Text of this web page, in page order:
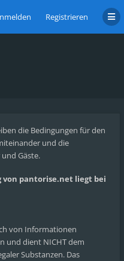
Registrieren
die Bedingungen für den
und die
Gäste.
pantorise.net liegt bei
von Informationen
und dient NICHT dem
Substanzen. Das